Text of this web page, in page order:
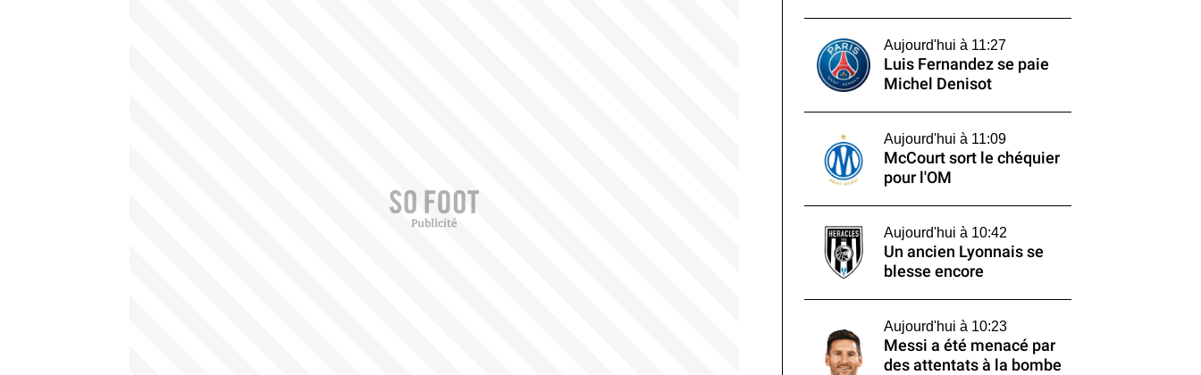
Aujourd'hui à 11:27
Luis Fernandez se paie
Michel Denisot
Aujourd'hui à 11:09
McCourt sort le chéquier
pour l'OM
Aujourd'hui à 10:42
Un ancien Lyonnais se
blesse encore
Aujourd'hui à 10:23
Messi a été menacé par
des attentats à la bombe